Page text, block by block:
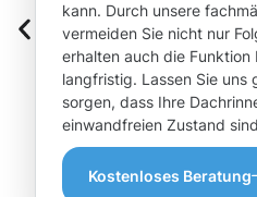
kann. Durch unsere
vermeiden Sie nicht nur
erhalten auch die Funktion
langfristig. Lassen Sie uns
sorgen, dass Ihre
einwandfreien Zustand
Kostenloses Beratung